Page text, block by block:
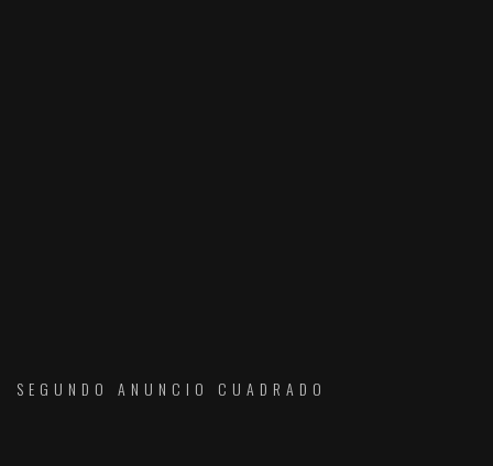
SEGUNDO ANUNCIO CUADRADO